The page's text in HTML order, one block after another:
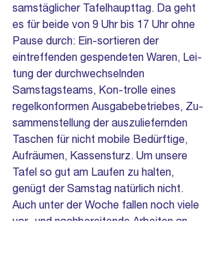
samstäglicher Tafelhaupttag. Da geht
es für beide von 9 Uhr bis 17 Uhr ohne
Pause durch: Ein-sortieren der
eintreffenden gespendeten Waren, Lei-
tung der durchwechselnden
Samstagsteams, Kon-trolle eines
regelkonformen Ausgabebetriebes, Zu-
sammenstellung der auszuliefernden
Taschen für nicht mobile Bedürftige,
Aufräumen, Kassensturz. Um unsere
Tafel so gut am Laufen zu halten,
genügt der Samstag natürlich nicht.
Auch unter der Woche fallen noch viele
vor- und nachbereitende Arbeiten an.